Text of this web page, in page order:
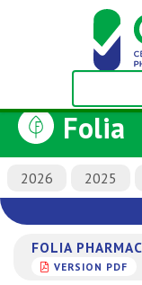
Folia
2026 2025
FOLIA
VERSION PDF